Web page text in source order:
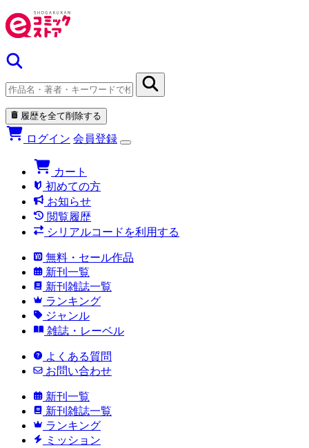
履歴を全て削除する
ログイン 会員登録
カート
初めての方
お知らせ
閲覧履歴
シリアルコードを利用する
無料・セール作品
新刊一覧
新刊雑誌一覧
ランキング
ジャンル
雑誌・レーベル
よくある質問
お問い合わせ
新刊一覧
新刊雑誌一覧
ランキング
ミッション